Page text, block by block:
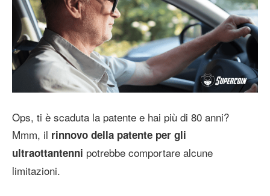
Ops, ti è scaduta la patente e hai più di 80 anni?
Mmm, il rinnovo della patente per gli
ultraottantenni potrebbe comportare alcune
limitazioni.